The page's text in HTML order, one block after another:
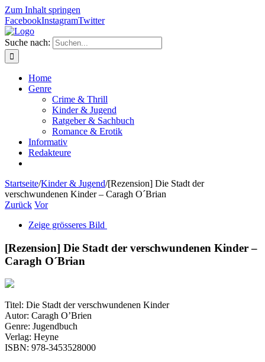
Zum Inhalt springen
FacebookInstagramTwitter
Suche nach:
Home
Genre
Crime & Thrill
Kinder & Jugend
Ratgeber & Sachbuch
Romance & Erotik
Informativ
Redakteure
Startseite/Kinder & Jugend/[Rezension] Die Stadt der
verschwundenen Kinder – Caragh O´Brian
Zurück Vor
Zeige grösseres Bild
[Rezension] Die Stadt der verschwundenen Kinder –
Caragh O´Brian
Titel: Die Stadt der verschwundenen Kinder
Autor: Caragh O’Brien
Genre: Jugendbuch
Verlag: Heyne
ISBN: 978-3453528000